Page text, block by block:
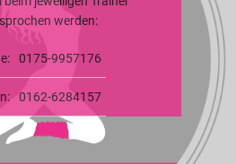
werden:
0175-9957176
0162-6284157